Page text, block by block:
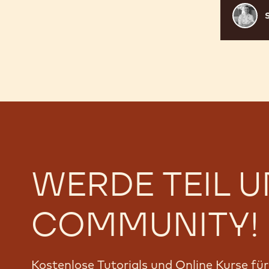
Samuel
Müller
WERDE TEIL
COMMUNITY!
Kostenlose Tutorials und Online Kurse